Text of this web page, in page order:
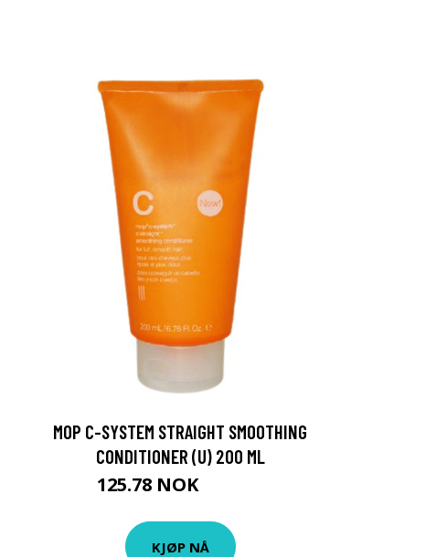
MOP C-SYSTEM STRAIGHT SMOOTHING
CONDITIONER (U) 200 ML
125.78 NOK
KJØP NÅ